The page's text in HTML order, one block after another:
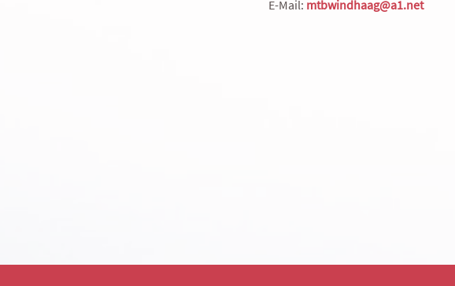
E-Mail: mtbwindhaag@a1.net